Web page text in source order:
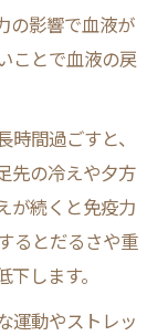
の影響で血液が
ことで血液の戻
間過ごすと、
先の冷えや夕方
が続くと免疫力
るとだるさや重
します。
運動やストレッ